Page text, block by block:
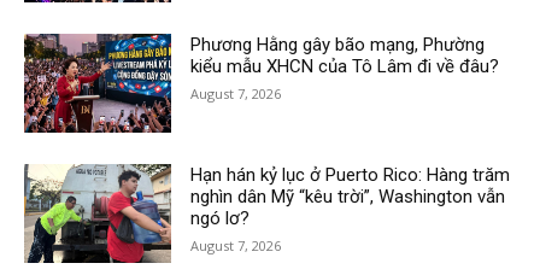
Phương Hằng gây bão mạng, Phường
kiểu mẫu XHCN của Tô Lâm đi về đâu?
August 7, 2026
Hạn hán kỷ lục ở Puerto Rico: Hàng trăm
nghìn dân Mỹ “kêu trời”, Washington vẫn
ngó lơ?
August 7, 2026